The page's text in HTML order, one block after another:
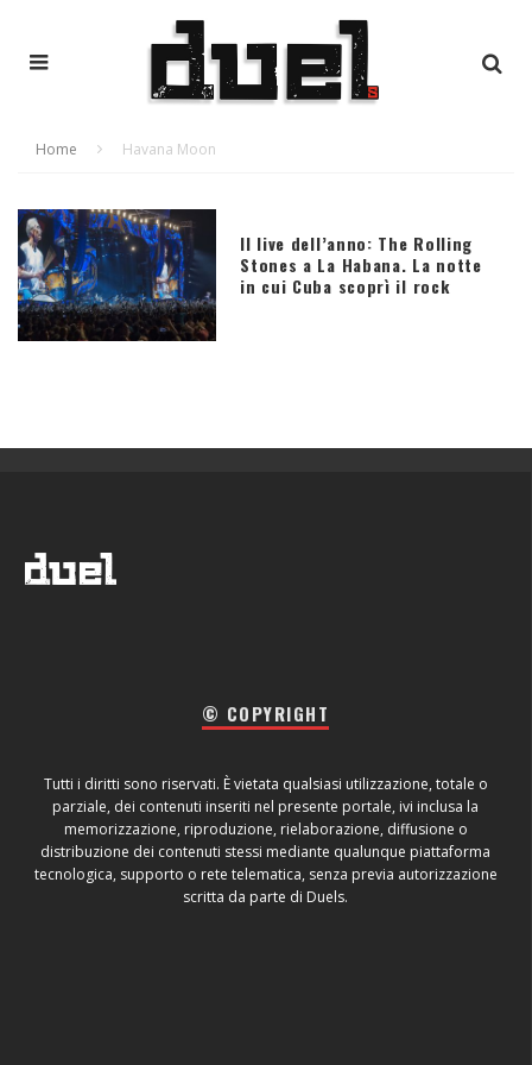
Home Havana Moon
Il live dell’anno: The Rolling
Stones a La Habana. La notte
in cui Cuba scoprì il rock
© COPYRIGHT
Tutti i diritti sono riservati. È vietata qualsiasi utilizzazione, totale o
parziale, dei contenuti inseriti nel presente portale, ivi inclusa la
memorizzazione, riproduzione, rielaborazione, diffusione o
distribuzione dei contenuti stessi mediante qualunque piattaforma
tecnologica, supporto o rete telematica, senza previa autorizzazione
scritta da parte di Duels.